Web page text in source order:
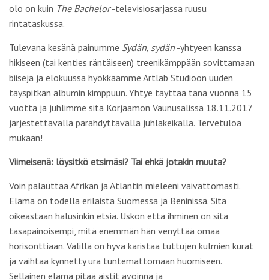
olo on kuin The Bachelor-televisiosarjassa ruusu
rintataskussa.
Tulevana kesänä painumme Sydän, sydän -yhtyeen kanssa
hikiseen (tai kenties räntäiseen) treenikämppään sovittamaan
biisejä ja elokuussa hyökkäämme Artlab Studioon uuden
täyspitkän albumin kimppuun. Yhtye täyttää tänä vuonna 15
vuotta ja juhlimme sitä Korjaamon Vaunusalissa 18.11.2017
järjestettävällä pärähdyttävällä juhlakeikalla. Tervetuloa
mukaan!
Viimeisenä: löysitkö etsimäsi? Tai ehkä jotakin muuta?
Voin palauttaa Afrikan ja Atlantin mieleeni vaivattomasti.
Elämä on todella erilaista Suomessa ja Beninissä. Sitä
oikeastaan halusinkin etsiä. Uskon että ihminen on sitä
tasapainoisempi, mitä enemmän hän venyttää omaa
horisonttiaan. Välillä on hyvä karistaa tuttujen kulmien kurat
ja vaihtaa kynnetty ura tuntemattomaan huomiseen.
Sellainen elämä pitää aistit avoinna ja